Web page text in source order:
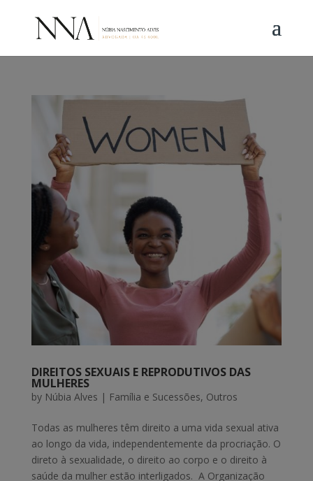
DIREITOS SEXUAIS E REPRODUTIVOS DAS
MULHERES
by Núbia Alves | Família e Sucessões, Outros
Todas as mulheres têm direito a uma vida sexual ativa
ao longo da vida, independentemente da procriação. O
direto à sexualidade, o direito ao corpo e o direito à
saúde da mulher estão interligados. A Organização